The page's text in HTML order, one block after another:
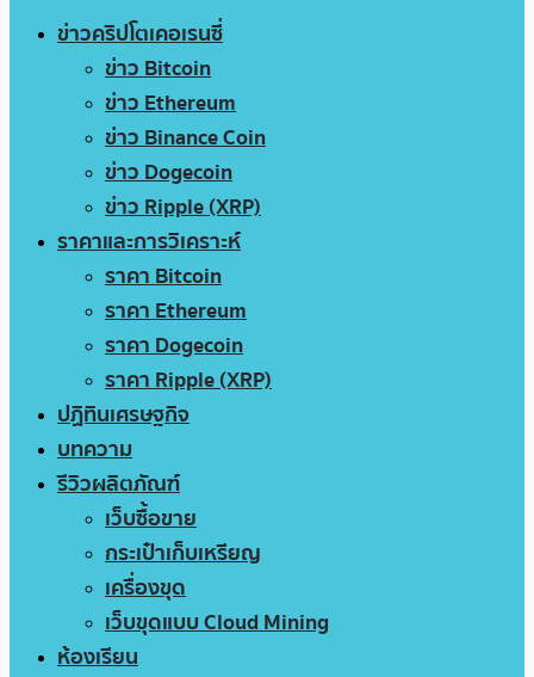
ข่าวคริปโตเคอเรนซี่
ข่าว Bitcoin
ข่าว Ethereum
ข่าว Binance Coin
ข่าว Dogecoin
ข่าว Ripple (XRP)
ราคาและการวิเคราะห์
ราคา Bitcoin
ราคา Ethereum
ราคา Dogecoin
ราคา Ripple (XRP)
ปฏิทินเศรษฐกิจ
บทความ
รีวิวผลิตภัณฑ์
เว็บซื้อขาย
กระเป๋าเก็บเหรียญ
เครื่องขุด
เว็บขุดแบบ Cloud Mining
ห้องเรียน